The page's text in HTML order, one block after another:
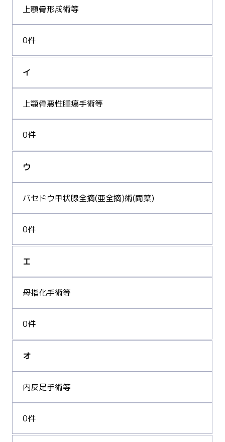
上顎骨形成術等
0件
イ
上顎骨悪性腫瘍手術等
0件
ウ
バセドウ甲状腺全摘(亜全摘)術(両葉)
0件
エ
母指化手術等
0件
オ
内反足手術等
0件